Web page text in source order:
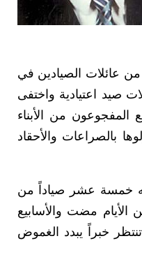
عائلات الصيادين في
صيد اعتيادية واختفى
من الأبناء
بالصراعات والأحقاد
خمسة عشر صياداً من
الأيام مضت والأسابيع
خبراً يبدد الغموض